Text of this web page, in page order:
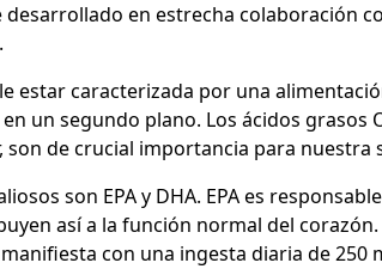
desarrollado en estrecha colaboración
estar caracterizada por una
un segundo plano. Los ácidos grasos
son de crucial importancia para
son EPA y DHA. EPA es
así a la función normal del
con una ingesta diaria de 250